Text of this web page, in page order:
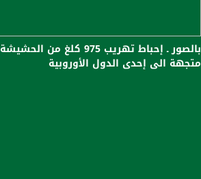
بالصور ـ إحباط تهريب 975 كلغ من الحشيشة
متجهة الى إحدى الدول الأوروبية